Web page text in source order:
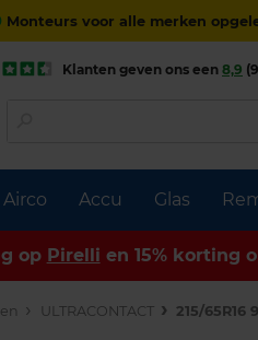
Monteurs voor alle merken
Airco Accu Glas
Klanten geven ons een 8,9
op Pirelli en 15% korting
ULTRACONTACT 215/65R16